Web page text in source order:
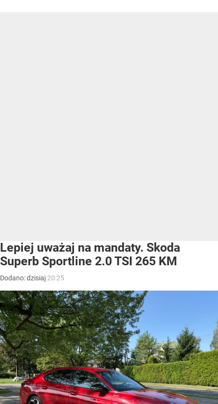
Lepiej uważaj na mandaty. Skoda
Superb Sportline 2.0 TSI 265 KM
Dodano:dzisiaj 20:25